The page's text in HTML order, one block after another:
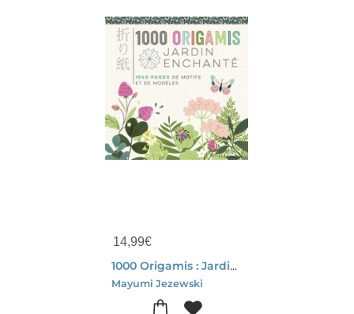
14,99€
1000 Origamis : Jardin Enchante
Mayumi Jezewski